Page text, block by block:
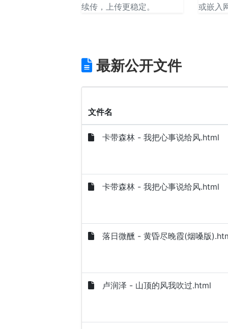
续传，上传更稳定。
或嵌入
最新公开文件
文件名
卡带森林 - 我把心事说给风.html
卡带森林 - 我把心事说给风.html
落日微醺 - 黄昏尽晚霞(烟嗓版
卢润泽 - 山顶的风我吹过.html